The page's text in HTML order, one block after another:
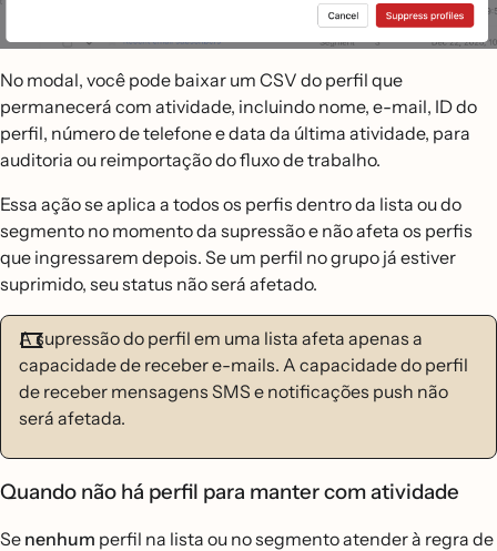
No modal, você pode baixar um CSV do perfil que
permanecerá com atividade, incluindo nome, e-mail, ID do
perfil, número de telefone e data da última atividade, para
auditoria ou reimportação do fluxo de trabalho.
Essa ação se aplica a todos os perfis dentro da lista ou do
segmento no momento da supressão e não afeta os perfis
que ingressarem depois. Se um perfil no grupo já estiver
suprimido, seu status não será afetado.
A supressão do perfil em uma lista afeta apenas a
capacidade de receber e-mails. A capacidade do perfil
de receber mensagens SMS e notificações push não
será afetada.
Quando não há perfil para manter com atividade
Se nenhum perfil na lista ou no segmento atender à regra de